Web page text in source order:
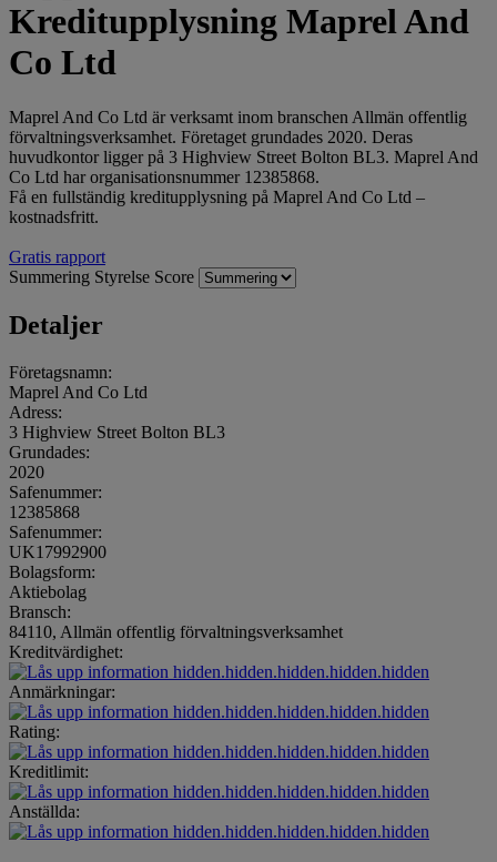
Kreditupplysning Maprel And
Co Ltd
Maprel And Co Ltd är verksamt inom branschen Allmän offentlig
förvaltningsverksamhet. Företaget grundades 2020. Deras
huvudkontor ligger på 3 Highview Street Bolton BL3. Maprel And
Co Ltd har organisationsnummer 12385868.
Få en fullständig kreditupplysning på Maprel And Co Ltd –
kostnadsfritt.
Gratis rapport
Summering Styrelse Score
Detaljer
Företagsnamn:
Maprel And Co Ltd
Adress:
3 Highview Street Bolton BL3
Grundades:
2020
Safenummer:
12385868
Safenummer:
UK17992900
Bolagsform:
Aktiebolag
Bransch:
84110, Allmän offentlig förvaltningsverksamhet
Kreditvärdighet:
hidden.hidden.hidden.hidden.hidden
Anmärkningar:
hidden.hidden.hidden.hidden.hidden
Rating:
hidden.hidden.hidden.hidden.hidden
Kreditlimit:
hidden.hidden.hidden.hidden.hidden
Anställda:
hidden.hidden.hidden.hidden.hidden